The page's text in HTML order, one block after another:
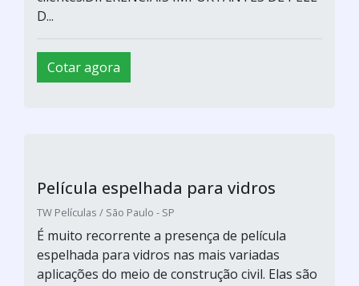
D...
Cotar agora
Película espelhada para vidros
TW Películas / São Paulo - SP
É muito recorrente a presença de película
espelhada para vidros nas mais variadas
aplicações do meio de construção civil. Elas são